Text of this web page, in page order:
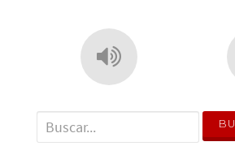
' . __('Search for:') . '